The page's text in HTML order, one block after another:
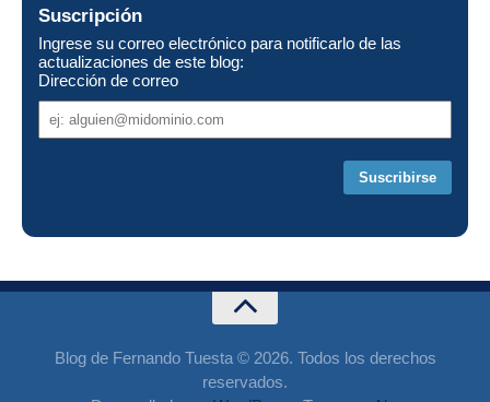
Suscripción
Ingrese su correo electrónico para notificarlo de las
actualizaciones de este blog:
Dirección de correo
de
Blog de Fernando Tuesta © 2026. Todos los derechos
reservados.